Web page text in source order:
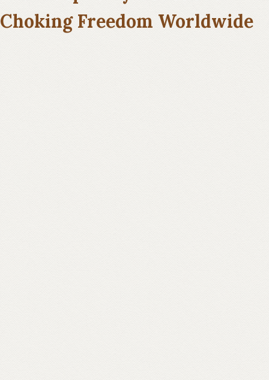
Choking Freedom Worldwide